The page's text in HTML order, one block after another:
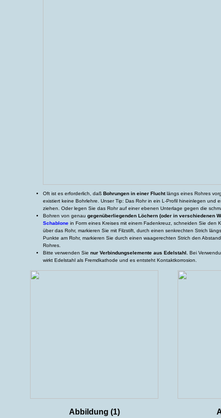
Oft ist es erforderlich, daß Bohrungen in einer Fluchtlängs eines Rohres
existiert keine Bohrlehre. Unser Tip: Das Rohr in ein L-Profil hineinlegen und
ziehen. Oder legen Sie das Rohr auf einer ebenen Unterlage gegen die
Bohren von genau gegenüberliegenden Löchern (oder in verschiedenen
Schablone in Form eines Kreises mit einem Fadenkreuz, schneiden Sie den
über das Rohr, markieren Sie mit Filzstift, durch einen senkrechten Strich
Punkte am Rohr, markieren Sie durch einen waagerechten Strich den
Rohres.
Bitte verwenden Sie nur Verbindungselemente aus Edelstahl.
Bei
wirkt Edelstahl als Fremdkathode und es entsteht Kontaktkorrosion.
Abbildung (1)